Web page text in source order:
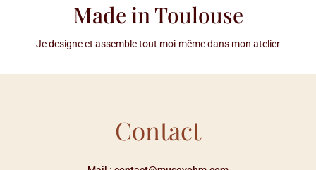
Made in Toulouse
Je designe et assemble tout moi-même dans mon atelier
Contact